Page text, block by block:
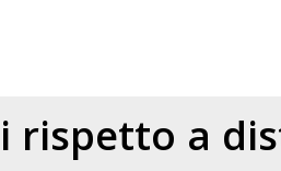
rispetto a